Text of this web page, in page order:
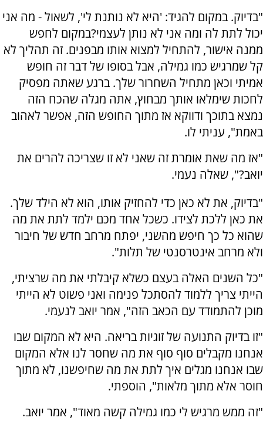
"בדיוק. במקום להגיד: 'היא לא נותנת לי', לשאול - מה אני
יכול לתת לה ומה אני לא נותן לעצמי?במקום לחפש
ממנה אישור, להתחיל למצוא אותו מבפנים. זה תהליך לא
קל שמרגיש כמו גמילה, אבל בסופו של דבר זה חופש
אמיתי וכאן מתחיל השחרור שלך. ברגע שאתה מפסיק
לחכות שימלאו אותך מבחוץ, אתה מגלה שהכח הזה
נמצא בתוכך ודווקא אז מתוך החופש הזה, אפשר לאהוב
באמת", עניתי לו.
"אז מה שאת אומרת זה שאני לא זו שצריכה להרים את
יואב?", שאלה נעמי.
"בדיוק, את לא כאן כדי להחזיק אותו, הוא לא הילד שלך.
את כאן ללכת לצידו. כשכל אחד מכם ילמד לתת את מה
שהוא כל כך חיפש מהשני, יפתח מרחב חדש של חיבור
ולא מרחב אינטרסנטי של תלות".
"כל השנים האלה בעצם כשלא קיבלתי את מה שרציתי,
הייתי צריך ללמוד להסתכל פנימה ואני פשוט לא הייתי
מוכן להתמודד עם הכאב הזה", אמר יואב לנעמי.
"זו בדיוק התנועה של זוגיות בריאה. היא לא המקום שבו
אנחנו מקבלים סוף סוף את מה שחסר לנו אלא המקום
שבו אנחנו מגלים איך לתת את מה שחיפשנו, לא מתוך
חוסר אלא מתוך מלאות", הוספתי.
"זה ממש מרגיש לי כמו גמילה קשה מאוד", אמר יואב.